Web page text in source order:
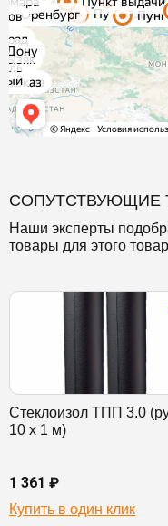
СОПУТСТВУЮЩИЕ
Наши эксперты
товары для этого
Стеклоизол ТПП 3.0
10 х 1 м)
1 361 ₽
Купить в один клик